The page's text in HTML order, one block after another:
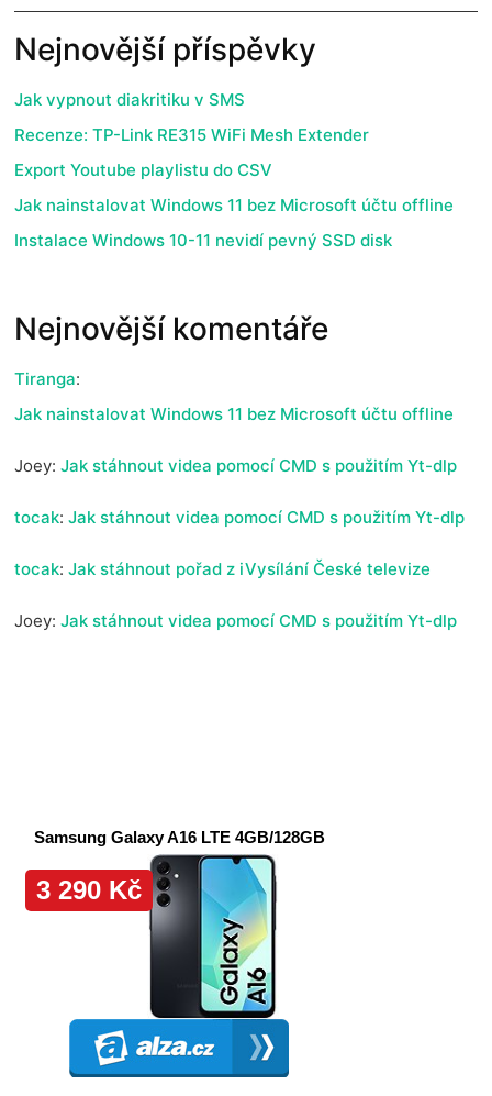
Nejnovější příspěvky
Jak vypnout diakritiku v SMS
Recenze: TP-Link RE315 WiFi Mesh Extender
Export Youtube playlistu do CSV
Jak nainstalovat Windows 11 bez Microsoft účtu offline
Instalace Windows 10-11 nevidí pevný SSD disk
Nejnovější komentáře
Tiranga:
Jak nainstalovat Windows 11 bez Microsoft účtu offline
Joey:Jak stáhnout videa pomocí CMD s použitím Yt-dlp
tocak:Jak stáhnout videa pomocí CMD s použitím Yt-dlp
tocak:Jak stáhnout pořad z iVysílání České televize
Joey:Jak stáhnout videa pomocí CMD s použitím Yt-dlp